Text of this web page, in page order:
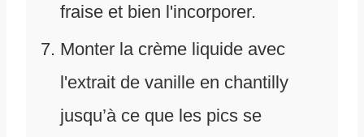
fraise et bien l'incorporer.
Monter la crème liquide avec
l'extrait de vanille en chantilly
jusqu’à ce que les pics se